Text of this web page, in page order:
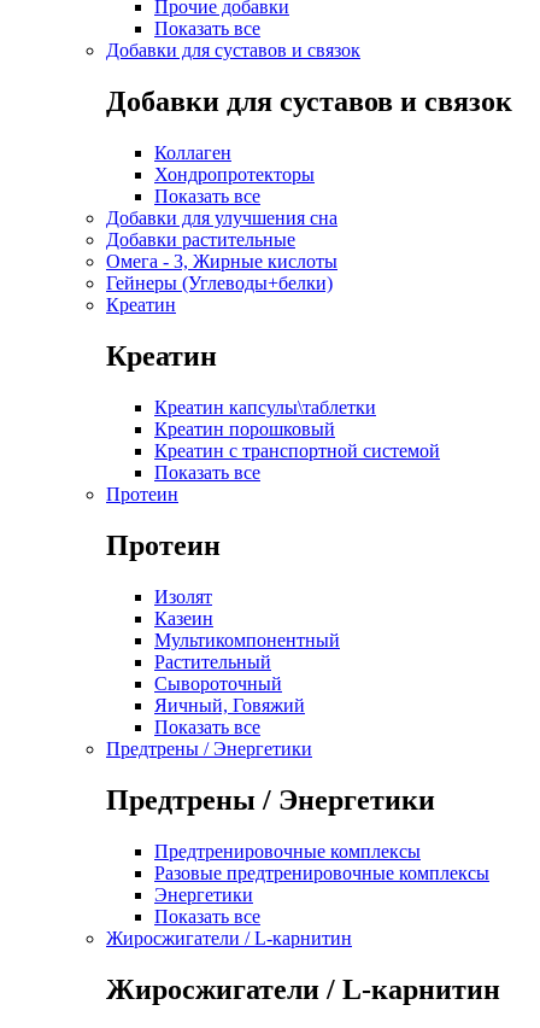
Прочие добавки
Показать все
Добавки для суставов и связок
Добавки для суставов и связок
Коллаген
Хондропротекторы
Показать все
Добавки для улучшения сна
Добавки растительные
Омега - 3, Жирные кислоты
Гейнеры (Углеводы+белки)
Креатин
Креатин
Креатин капсулы\таблетки
Креатин порошковый
Креатин с транспортной системой
Показать все
Протеин
Протеин
Изолят
Казеин
Мультикомпонентный
Растительный
Сывороточный
Яичный, Говяжий
Показать все
Предтрены / Энергетики
Предтрены / Энергетики
Предтренировочные комплексы
Разовые предтренировочные комплексы
Энергетики
Показать все
Жиросжигатели / L-карнитин
Жиросжигатели / L-карнитин